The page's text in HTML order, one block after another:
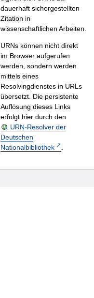
dauerhaft sichergestellten
Zitation in
wissenschaftlichen Arbeiten.
URNs können nicht direkt
im Browser aufgerufen
werden, sondern werden
mittels eines
Resolvingdienstes in URLs
übersetzt. Die persistente
Auflösung dieses Links
erfolgt hier durch den
URN-Resolver der
Deutschen
Nationalbibliothek
.